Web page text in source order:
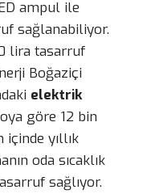
ampul ile
sağlanabiliyor.
lira tasarruf
Boğaziçi
elektrik
göre 12 bin
yıllık
oda sıcaklık
sağlıyor.